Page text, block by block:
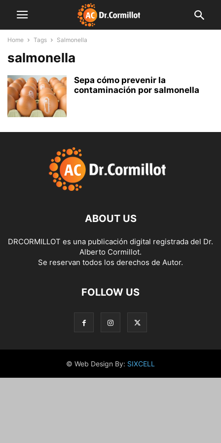
Home Tags Salmonella
salmonella
Sepa cómo prevenir la
contaminación por salmonella
ABOUT US
DRCORMILLOT es una publicación digital registrada del Dr.
Alberto Cormillot.
Se reservan todos los derechos de Autor.
FOLLOW US
© Web Design By: SIXCELL